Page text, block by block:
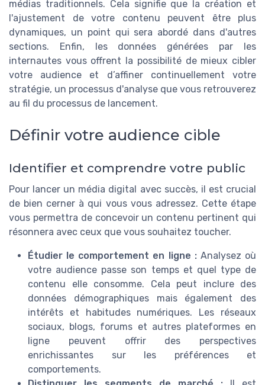
médias traditionnels. Cela signifie que la création et
l'ajustement de votre contenu peuvent être plus
dynamiques, un point qui sera abordé dans d'autres
sections. Enfin, les données générées par les
internautes vous offrent la possibilité de mieux cibler
votre audience et d’affiner continuellement votre
stratégie, un processus d'analyse que vous retrouverez
au fil du processus de lancement.
Définir votre audience cible
Identifier et comprendre votre public
Pour lancer un média digital avec succès, il est crucial
de bien cerner à qui vous vous adressez. Cette étape
vous permettra de concevoir un contenu pertinent qui
résonnera avec ceux que vous souhaitez toucher.
Étudier le comportement en ligne :Analysez où
votre audience passe son temps et quel type de
contenu elle consomme. Cela peut inclure des
données démographiques mais également des
intérêts et habitudes numériques. Les réseaux
sociaux, blogs, forums et autres plateformes en
ligne peuvent offrir des perspectives
enrichissantes sur les préférences et
comportements.